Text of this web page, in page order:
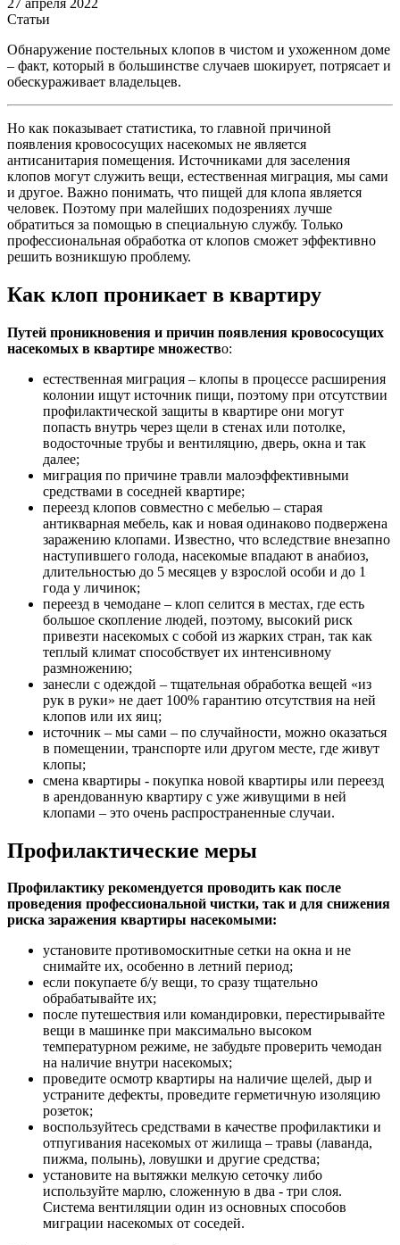
Статьи
Обнаружение постельных клопов в чистом и ухоженном доме
– факт, который в большинстве случаев шокирует, потрясает и
обескураживает владельцев.
Но как показывает статистика, то главной причиной
появления кровососущих насекомых не является
антисанитария помещения. Источниками для заселения
клопов могут служить вещи, естественная миграция, мы сами
и другое. Важно понимать, что пищей для клопа является
человек. Поэтому при малейших подозрениях лучше
обратиться за помощью в специальную службу. Только
профессиональная обработка от клопов сможет эффективно
решить возникшую проблему.
Как клоп проникает в квартиру
Путей проникновения и причин появления кровососущих
насекомых в квартире множество:
естественная миграция – клопы в процессе расширения
колонии ищут источник пищи, поэтому при отсутствии
профилактической защиты в квартире они могут
попасть внутрь через щели в стенах или потолке,
водосточные трубы и вентиляцию, дверь, окна и так
далее;
миграция по причине травли малоэффективными
средствами в соседней квартире;
переезд клопов совместно с мебелью – старая
антикварная мебель, как и новая одинаково подвержена
заражению клопами. Известно, что вследствие внезапно
наступившего голода, насекомые впадают в анабиоз,
длительностью до 5 месяцев у взрослой особи и до 1
года у личинок;
переезд в чемодане – клоп селится в местах, где есть
большое скопление людей, поэтому, высокий риск
привезти насекомых с собой из жарких стран, так как
теплый климат способствует их интенсивному
размножению;
занесли с одеждой – тщательная обработка вещей «из
рук в руки» не дает 100% гарантию отсутствия на ней
клопов или их яиц;
источник – мы сами – по случайности, можно оказаться
в помещении, транспорте или другом месте, где живут
клопы;
смена квартиры - покупка новой квартиры или переезд
в арендованную квартиру с уже живущими в ней
клопами – это очень распространенные случаи.
Профилактические меры
Профилактику рекомендуется проводить как после
проведения профессиональной чистки, так и для снижения
риска заражения квартиры насекомыми:
установите противомоскитные сетки на окна и не
снимайте их, особенно в летний период;
если покупаете б/у вещи, то сразу тщательно
обрабатывайте их;
после путешествия или командировки, перестирывайте
вещи в машинке при максимально высоком
температурном режиме, не забудьте проверить чемодан
на наличие внутри насекомых;
проведите осмотр квартиры на наличие щелей, дыр и
устраните дефекты, проведите герметичную изоляцию
розеток;
воспользуйтесь средствами в качестве профилактики и
отпугивания насекомых от жилища – травы (лаванда,
пижма, полынь), ловушки и другие средства;
установите на вытяжки мелкую сеточку либо
используйте марлю, сложенную в два - три слоя.
Система вентиляции один из основных способов
миграции насекомых от соседей.